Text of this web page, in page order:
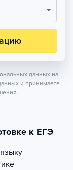
данных на
и принимаете
к ЕГЭ